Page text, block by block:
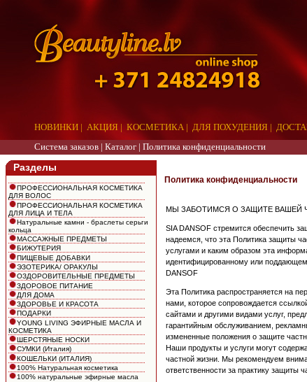
НОВИНКИ | АКЦИЯ | КОСМЕТИКА | ДЛЯ ПОХУДЕНИЯ |
Система заказов | Каталог | Политика конфиденциальности
Разделы
ПРОФЕССИОНАЛЬНАЯ КОСМЕТИКА
ДЛЯ ВОЛОС
ПРОФЕССИОНАЛЬНАЯ КОСМЕТИКА
ДЛЯ ЛИЦА И ТЕЛА
Натуральные камни - браслеты серьги
кольца
МАССАЖНЫЕ ПРЕДМЕТЫ
БИЖУТЕРИЯ
ПИЩЕВЫЕ ДОБАВКИ
ЭЗОТЕРИКА/ ОРАКУЛЫ
ОЗДОРОВИТЕЛЬНЫЕ ПРЕДМЕТЫ
ЗДОРОВОЕ ПИТАНИЕ
ДЛЯ ДОМА
ЗДОРОВЬЕ И КРАСОТА
ПОДАРКИ
YOUNG LIVING ЭФИРНЫЕ МАСЛА И
КОСМЕТИКА
ШЕРСТЯНЫЕ НОСКИ
СУМКИ (Италия)
КОШЕЛЬКИ (ИТАЛИЯ)
100% Натуральная косметика
100% натуральные эфирные масла
Политика конфиденциальности
МЫ ЗАБОТИМСЯ О ЗАЩИТЕ ВАШЕЙ
SIA DANSOF стремится обеспечить
надеемся, что эта Политика защиты
услугами и каким образом эта
идентифицированному или
DANSOF
Эта Политика распространяется на
нами, которое сопровождается
сайтами и другими видами услуг,
гарантийным обслуживанием,
измененные положения о защите
Наши продукты и услуги могут
частной жизни. Мы рекомендуем
ответственности за практику защиты